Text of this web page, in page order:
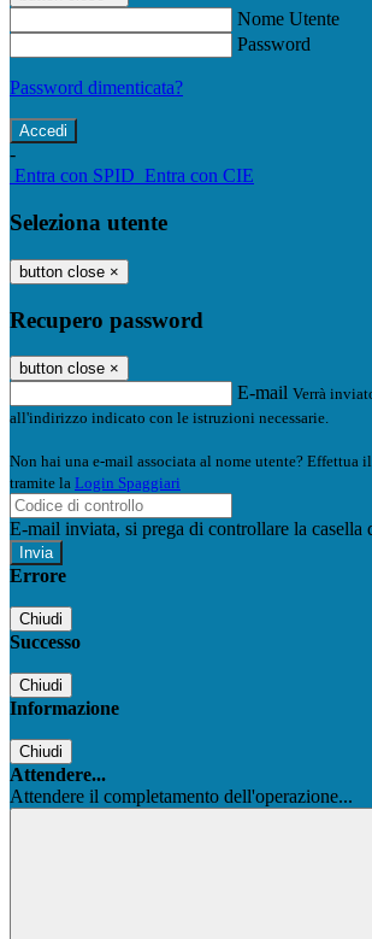
Nome Utente
Password
Password dimenticata?
-
Entra con SPID Entra con CIE
Seleziona utente
button close ×
Recupero password
button close ×
E-mail Verrà
all'indirizzo indicato con le istruzioni necessarie.
Non hai una e-mail associata al nome utente? Effettua
tramite la Login Spaggiari
E-mail inviata, si prega di controllare la casella
Errore
Chiudi
Successo
Chiudi
Informazione
Chiudi
Attendere...
Attendere il completamento dell'operazione...